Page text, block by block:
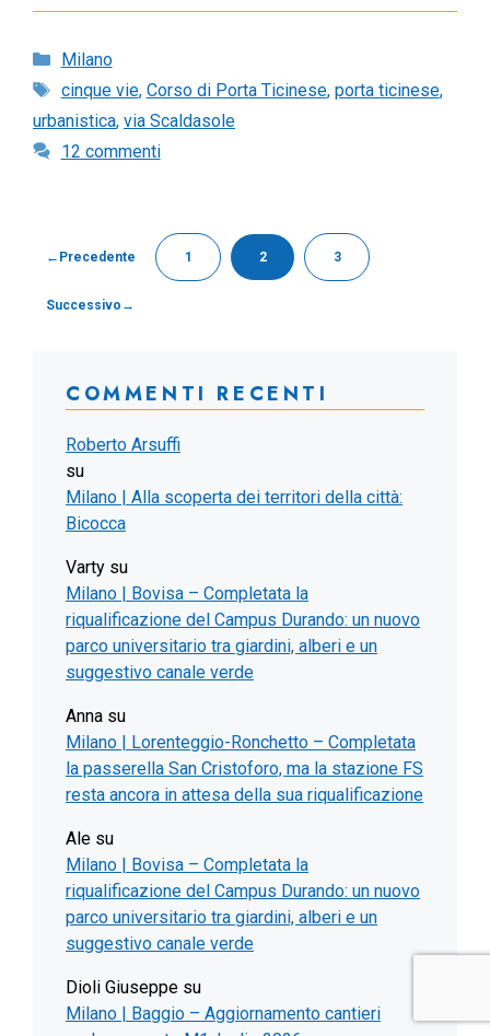
Categorie
Milano
Tag
cinque vie, Corso di Porta Ticinese, porta ticinese,
urbanistica, via Scaldasole
12 commenti
← Precedente
Pagina
1
Pagina
2
Pagina
3
Successivo →
COMMENTI RECENTI
Roberto Arsuffi
su
Milano | Alla scoperta dei territori della città:
Bicocca
Varty su
Milano | Bovisa – Completata la
riqualificazione del Campus Durando: un nuovo
parco universitario tra giardini, alberi e un
suggestivo canale verde
Anna su
Milano | Lorenteggio-Ronchetto – Completata
la passerella San Cristoforo, ma la stazione FS
resta ancora in attesa della sua riqualificazione
Ale su
Milano | Bovisa – Completata la
riqualificazione del Campus Durando: un nuovo
parco universitario tra giardini, alberi e un
suggestivo canale verde
Dioli Giuseppe su
Milano | Baggio – Aggiornamento cantieri